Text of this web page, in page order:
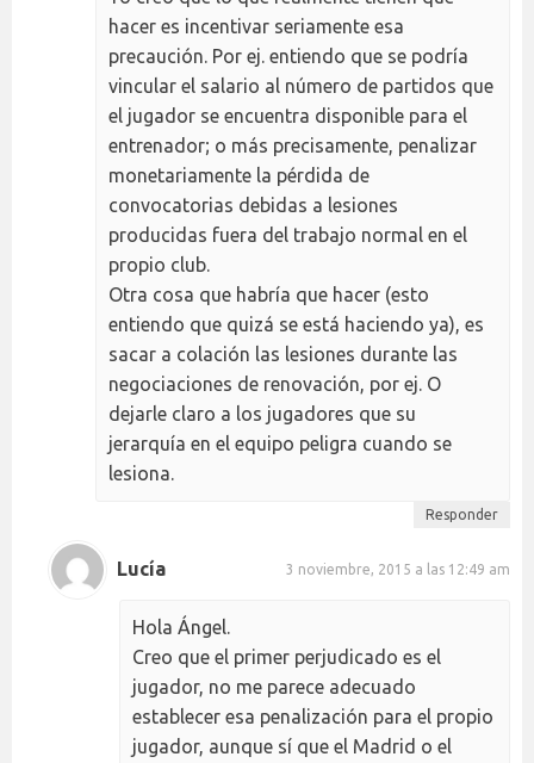
hacer es incentivar seriamente esa
precaución. Por ej. entiendo que se podría
vincular el salario al número de partidos que
el jugador se encuentra disponible para el
entrenador; o más precisamente, penalizar
monetariamente la pérdida de
convocatorias debidas a lesiones
producidas fuera del trabajo normal en el
propio club.
Otra cosa que habría que hacer (esto
entiendo que quizá se está haciendo ya), es
sacar a colación las lesiones durante las
negociaciones de renovación, por ej. O
dejarle claro a los jugadores que su
jerarquía en el equipo peligra cuando se
lesiona.
Responder
Lucía 3 noviembre, 2015 a las 12:49 am
Hola Ángel.
Creo que el primer perjudicado es el
jugador, no me parece adecuado
establecer esa penalización para el propio
jugador, aunque sí que el Madrid o el